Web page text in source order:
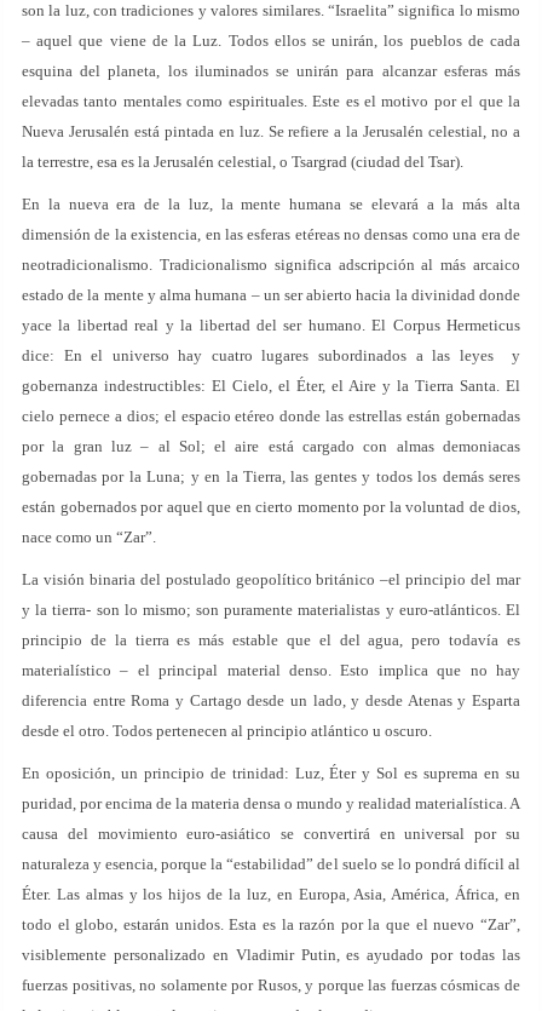
son la luz, con tradiciones y valores similares. “Israelita” significa lo mismo
– aquel que viene de la Luz. Todos ellos se unirán, los pueblos de cada
esquina del planeta, los iluminados se unirán para alcanzar esferas más
elevadas tanto mentales como espirituales. Este es el motivo por el que la
Nueva Jerusalén está pintada en luz. Se refiere a la Jerusalén celestial, no a
la terrestre, esa es la Jerusalén celestial, o Tsargrad (ciudad del Tsar).
En la nueva era de la luz, la mente humana se elevará a la más alta
dimensión de la existencia, en las esferas etéreas no densas como una era de
neotradicionalismo. Tradicionalismo significa adscripción al más arcaico
estado de la mente y alma humana – un ser abierto hacia la divinidad donde
yace la libertad real y la libertad del ser humano. El Corpus Hermeticus
dice: En el universo hay cuatro lugares subordinados a las leyes y
gobernanza indestructibles: El Cielo, el Éter, el Aire y la Tierra Santa. El
cielo pernece a dios; el espacio etéreo donde las estrellas están gobernadas
por la gran luz – al Sol; el aire está cargado con almas demoniacas
gobernadas por la Luna; y en la Tierra, las gentes y todos los demás seres
están gobernados por aquel que en cierto momento por la voluntad de dios,
nace como un “Zar”.
La visión binaria del postulado geopolítico británico –el principio del mar
y la tierra- son lo mismo; son puramente materialistas y euro-atlánticos. El
principio de la tierra es más estable que el del agua, pero todavía es
materialístico – el principal material denso. Esto implica que no hay
diferencia entre Roma y Cartago desde un lado, y desde Atenas y Esparta
desde el otro. Todos pertenecen al principio atlántico u oscuro.
En oposición, un principio de trinidad: Luz, Éter y Sol es suprema en su
puridad, por encima de la materia densa o mundo y realidad materialística. A
causa del movimiento euro-asiático se convertirá en universal por su
naturaleza y esencia, porque la “estabilidad” del suelo se lo pondrá difícil al
Éter. Las almas y los hijos de la luz, en Europa, Asia, América, África, en
todo el globo, estarán unidos. Esta es la razón por la que el nuevo “Zar”,
visiblemente personalizado en Vladimir Putin, es ayudado por todas las
fuerzas positivas, no solamente por Rusos, y porque las fuerzas cósmicas de